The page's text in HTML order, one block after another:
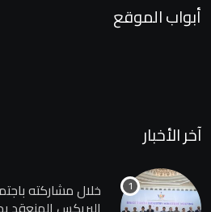
أبواب الموقع
آخر الأخبار
خلال مشاركته